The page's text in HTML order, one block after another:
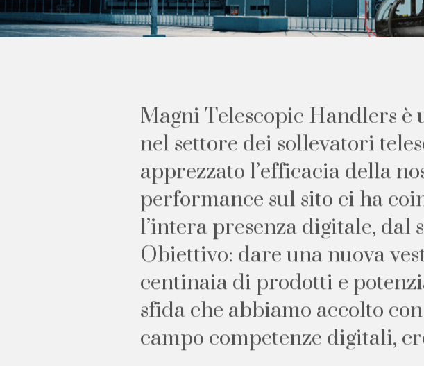
Magni Telescopic Handlers è
nel settore dei sollevatori teles
apprezzato l’efficacia della no
performance sul sito ci ha coi
l’intera presenza digitale, dal s
Obiettivo: dare una nuovaves
centinaia di prodotti e potenzi
sfida che abbiamo accolto con
campo competenze digitali, cr